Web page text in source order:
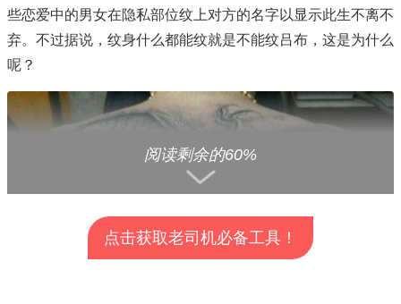
些恋爱中的男女在隐私部位纹上对方的名字以显示此生不离不
弃。不过据说，纹身什么都能纹就是不能纹吕布，这是为什么
呢？
阅读剩余的60%
点击获取老司机必备工具！